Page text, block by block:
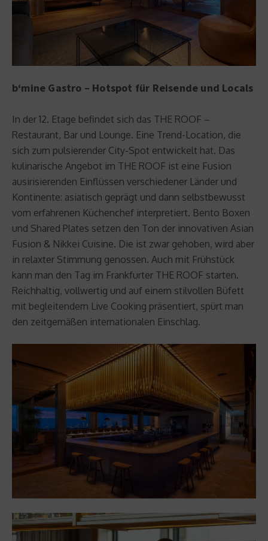
b‘mine Gastro – Hotspot für Reisende und Locals
In der 12. Etage befindet sich das THE ROOF –
Restaurant, Bar und Lounge. Eine Trend-Location, die
sich zum pulsierender City-Spot entwickelt hat. Das
kulinarische Angebot im THE ROOF ist eine Fusion
ausirisierenden Einflüssen verschiedener Länder und
Kontinente: asiatisch geprägt und dann selbstbewusst
vom erfahrenen Küchenchef interpretiert. Bento Boxen
und Shared Plates setzen den Ton der innovativen Asian
Fusion & Nikkei Cuisine. Die ist zwar gehoben, wird aber
in relaxter Stimmung genossen. Auch mit Frühstück
kann man den Tag im Frankfurter THE ROOF starten.
Reichhaltig, vollwertig und auf einem stilvollen Büfett
mit begleitendem Live Cooking präsentiert, spürt man
den zeitgemäßen internationalen Einschlag.